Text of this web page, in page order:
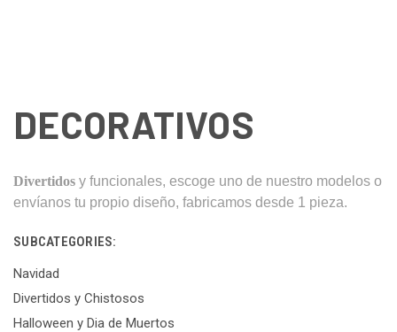
DECORATIVOS
Divertidos y funcionales, escoge uno de nuestro modelos o
envíanos tu propio diseño, fabricamos desde 1 pieza.
SUBCATEGORIES:
Navidad
Divertidos y Chistosos
Halloween y Dia de Muertos